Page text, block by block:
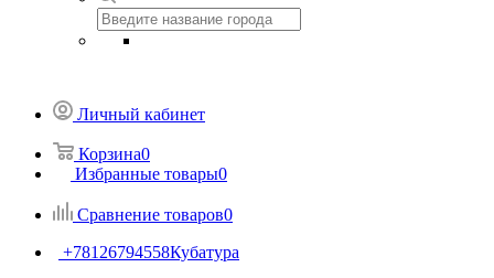
Личный кабинет
Корзина0
Избранные товары0
Сравнение товаров0
+78126794558Кубатура